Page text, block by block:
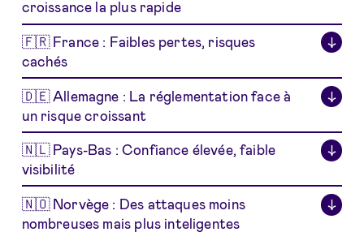
croissance la plus rapide
🇫🇷 France : Faibles pertes, risques
cachés
↓
🇩🇪 Allemagne : La réglementation face à
un risque croissant
↓
🇳🇱 Pays-Bas : Confiance élevée, faible
visibilité
↓
🇳🇴 Norvège : Des attaques moins
nombreuses mais plus inteligentes
↓